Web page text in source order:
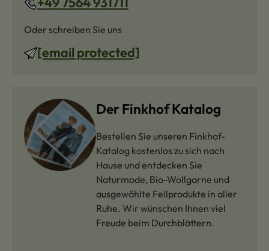
Oder schreiben Sie uns
[email protected]
Der Finkhof Katalog
Bestellen Sie unseren Finkhof-
Katalog kostenlos zu sich nach
Hause und entdecken Sie
Naturmode, Bio-Wollgarne und
ausgewählte Fellprodukte in aller
Ruhe. Wir wünschen Ihnen viel
Freude beim Durchblättern.